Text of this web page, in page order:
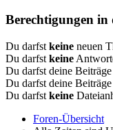
Berechtigungen in
Du darfst keine neuen
Du darfst keine
Du darfst deine
Du darfst deine
Du darfst keine
Foren-Übersicht